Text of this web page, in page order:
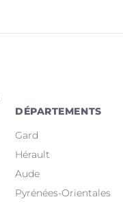
DÉPARTEMENTS
Gard
Hérault
Aude
Pyrénées-Orientales